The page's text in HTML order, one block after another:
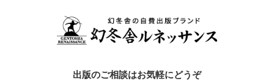
出版のご相談はお気軽にどうぞ